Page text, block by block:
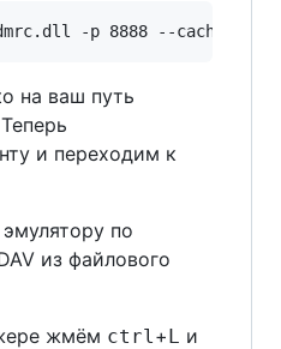
на ваш путь
и переходим к
по
из файлового
жмём ctrl +L
и